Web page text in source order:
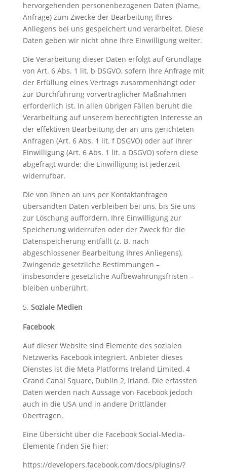
hervorgehenden personenbezogenen Daten (Name,
Anfrage) zum Zwecke der Bearbeitung Ihres
Anliegens bei uns gespeichert und verarbeitet. Diese
Daten geben wir nicht ohne Ihre Einwilligung weiter.
Die Verarbeitung dieser Daten erfolgt auf Grundlage
von Art. 6 Abs. 1 lit. b DSGVO, sofern Ihre Anfrage mit
der Erfüllung eines Vertrags zusammenhängt oder
zur Durchführung vorvertraglicher Maßnahmen
erforderlich ist. In allen übrigen Fällen beruht die
Verarbeitung auf unserem berechtigten Interesse an
der effektiven Bearbeitung der an uns gerichteten
Anfragen (Art. 6 Abs. 1 lit. f DSGVO) oder auf Ihrer
Einwilligung (Art. 6 Abs. 1 lit. a DSGVO) sofern diese
abgefragt wurde; die Einwilligung ist jederzeit
widerrufbar.
Die von Ihnen an uns per Kontaktanfragen
übersandten Daten verbleiben bei uns, bis Sie uns
zur Löschung auffordern, Ihre Einwilligung zur
Speicherung widerrufen oder der Zweck für die
Datenspeicherung entfällt (z. B. nach
abgeschlossener Bearbeitung Ihres Anliegens).
Zwingende gesetzliche Bestimmungen –
insbesondere gesetzliche Aufbewahrungsfristen –
bleiben unberührt.
Soziale Medien
Facebook
Auf dieser Website sind Elemente des sozialen
Netzwerks Facebook integriert. Anbieter dieses
Dienstes ist die Meta Platforms Ireland Limited, 4
Grand Canal Square, Dublin 2, Irland. Die erfassten
Daten werden nach Aussage von Facebook jedoch
auch in die USA und in andere Drittländer
übertragen.
Eine Übersicht über die Facebook Social-Media-
Elemente finden Sie hier:
https://developers.facebook.com/docs/plugins/?